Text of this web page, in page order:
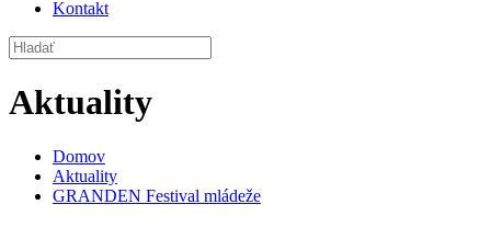
Kontakt
Aktuality
Domov
Aktuality
GRANDEN Festival mládeže